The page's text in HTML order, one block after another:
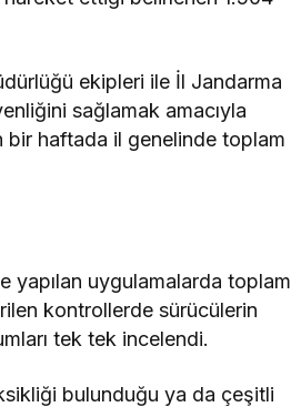
ekipleri ile İl Jandarma
sağlamak amacıyla
bir haftada il genelinde toplam
yapılan uygulamalarda toplam
kontrollerde sürücülerin
tek tek incelendi.
bulunduğu ya da çeşitli